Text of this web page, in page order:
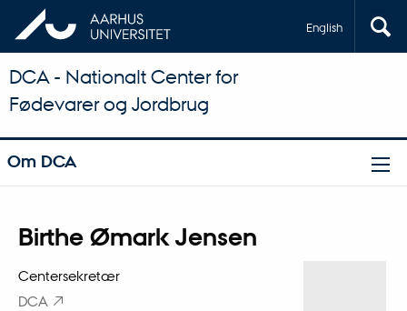
English
DCA - Nationalt Center for
Fødevarer og Jordbrug
Om DCA
Birthe Ømark Jensen
Titel
Centersekretær
DCA